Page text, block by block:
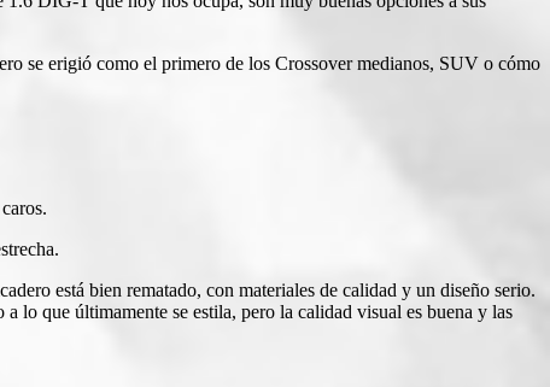
se erigió como el primero de los Crossover medianos, SUV o cómo
está bien rematado, con materiales de calidad y un diseño serio.
lo que últimamente se estila, pero la calidad visual es buena y las